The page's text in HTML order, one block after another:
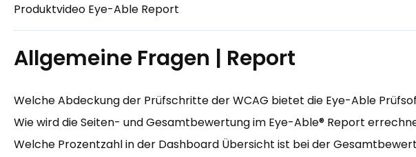
Produktvideo Eye-Able Report
Allgemeine Fragen | Report
Welche Abdeckung der Prüfschritte der WCAG bietet die Eye-Able
Wie wird die Seiten- und Gesamtbewertung im Eye-Able® Report
Welche Prozentzahl in der Dashboard Übersicht ist bei der